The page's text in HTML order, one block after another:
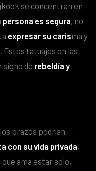
se concentran en
persona es segura, no
expresar su carisma y
Estos tatuajes en las
signo de rebeldía y
brazos podrían
con su vida privada,
ama estar solo,